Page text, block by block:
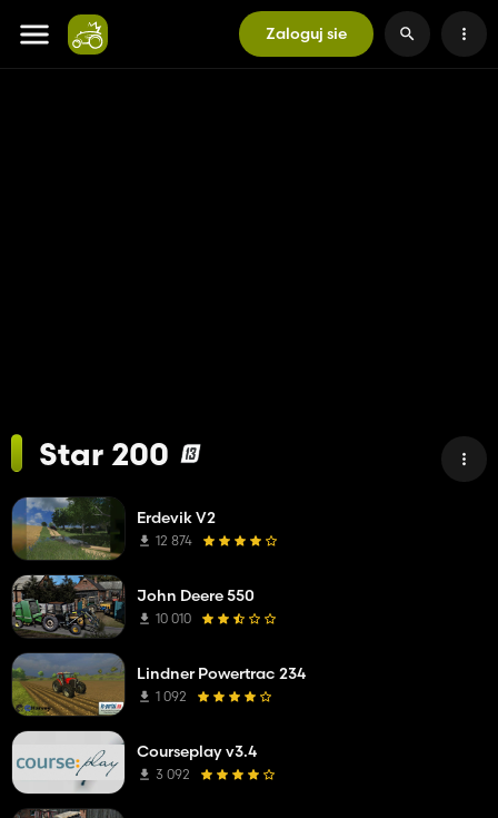
Zaloguj sie
Star 200
Erdevik V2
12 874
John Deere 550
10 010
Lindner Powertrac 234
1 092
Courseplay v3.4
3 092